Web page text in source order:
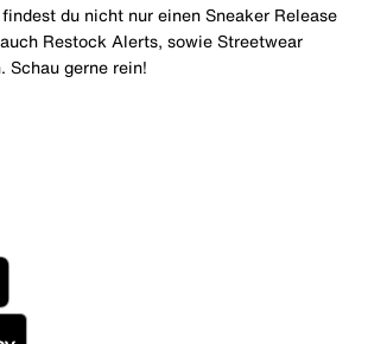
findest du nicht nur einen Sneaker Release
Restock Alerts, sowie Streetwear
Schau gerne rein!